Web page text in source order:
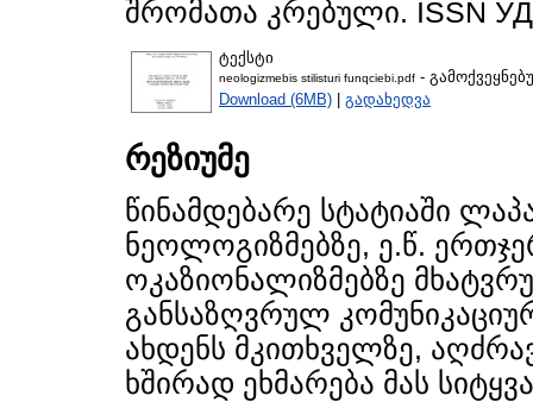
შრომათა კრებული. ISSN
ტექსტი
neologizmebis stilisturi funqciebi.pdf -
Download (6MB) | გადახედვა
რეზიუმე
წინამდებარე სტატიაში
ნეოლოგიზმებზე, ე.წ.
ოკაზიონალიზმებზე
განსაზღვრულ
ახდენს მკითხველზე,
ხშირად ეხმარება მას